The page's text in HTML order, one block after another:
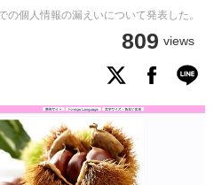
個人情報の漏えいについて発表した。
809 views